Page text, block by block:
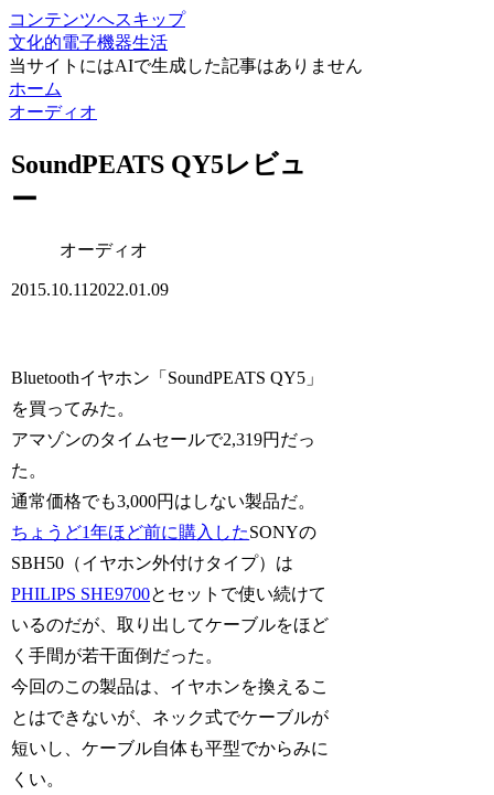
コンテンツへスキップ
文化的電子機器生活
当サイトにはAIで生成した記事はありません
ホーム
オーディオ
SoundPEATS QY5レビュ
ー
オーディオ
2015.10.11 2022.01.09
Bluetoothイヤホン「SoundPEATS QY5」
を買ってみた。
アマゾンのタイムセールで2,319円だっ
た。
通常価格でも3,000円はしない製品だ。
ちょうど1年ほど前に購入したSONYの
SBH50（イヤホン外付けタイプ）は
PHILIPS SHE9700とセットで使い続けて
いるのだが、取り出してケーブルをほど
く手間が若干面倒だった。
今回のこの製品は、イヤホンを換えるこ
とはできないが、ネック式でケーブルが
短いし、ケーブル自体も平型でからみに
くい。